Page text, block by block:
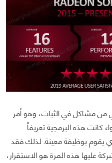
من مشاكل في الثبات، وهو أمر
كانت هذه البرمجية تعريفاً
يقوم بوظيفة معينة. لذلك فقد
عليها هذه المرة هو الاستقرار،